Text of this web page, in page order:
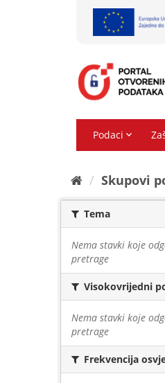
Skupovi
Tema
Nema stavki koje
pretrage
Visokovrijedni
Nema stavki koje
pretrage
Frekvencija